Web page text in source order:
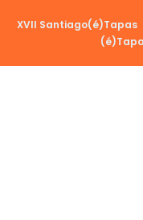
XVII Santiago(é)Tapas